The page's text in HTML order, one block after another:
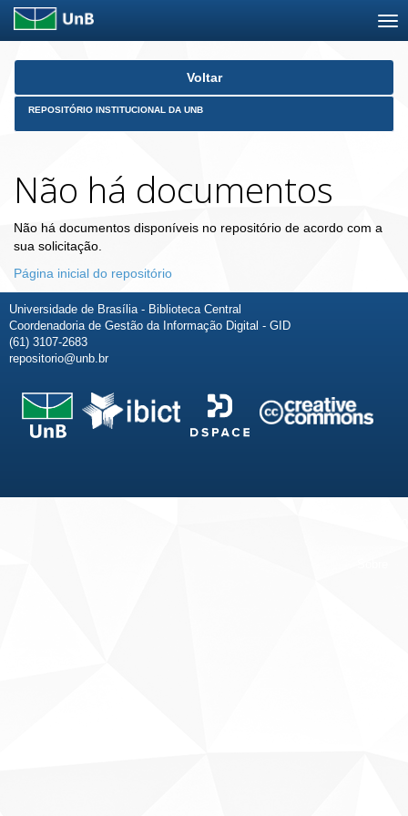
Skip
Voltar
REPOSITÓRIO INSTITUCIONAL DA UNB
Não há documentos
Não há documentos disponíveis no repositório de acordo com a
sua solicitação.
Página inicial do repositório
Universidade de Brasília - Biblioteca Central
Coordenadoria de Gestão da Informação Digital - GID
(61) 3107-2683
repositorio@unb.br